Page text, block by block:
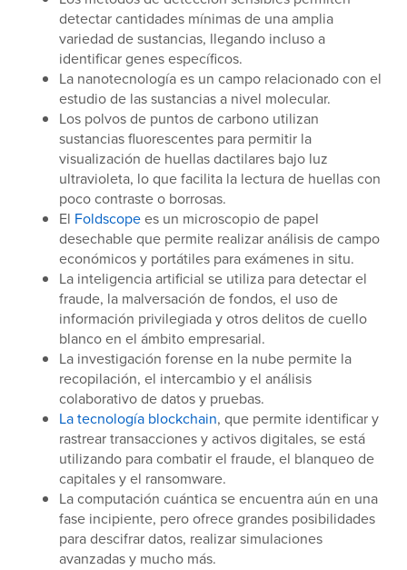
detectar cantidades mínimas de una amplia
variedad de sustancias, llegando incluso a
identificar genes específicos.
La nanotecnología es un campo relacionado con el
estudio de las sustancias a nivel molecular.
Los polvos de puntos de carbono utilizan
sustancias fluorescentes para permitir la
visualización de huellas dactilares bajo luz
ultravioleta, lo que facilita la lectura de huellas con
poco contraste o borrosas.
El Foldscopees un microscopio de papel
desechable que permite realizar análisis de campo
económicos y portátiles para exámenes in situ.
La inteligencia artificial se utiliza para detectar el
fraude, la malversación de fondos, el uso de
información privilegiada y otros delitos de cuello
blanco en el ámbito empresarial.
La investigación forense en la nube permite la
recopilación, el intercambio y el análisis
colaborativo de datos y pruebas.
La tecnología blockchain, que permite identificar y
rastrear transacciones y activos digitales, se está
utilizando para combatir el fraude, el blanqueo de
capitales y el ransomware.
La computación cuántica se encuentra aún en una
fase incipiente, pero ofrece grandes posibilidades
para descifrar datos, realizar simulaciones
avanzadas y mucho más.